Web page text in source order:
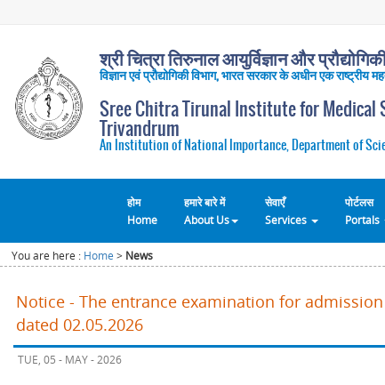
श्री चित्रा तिरुनाल आयुर्विज्ञान और
विज्ञान एवं प्रौद्योगिकी विभाग, भारत सरकार के अधीन एक राष्ट्रीय
Sree Chitra Tirunal Institute for Medical
Trivandrum
An Institution of National Importance, Department of
होम
Home
हमारे बारे में
About Us
सेवाएँ
Services
पोर्टलस
Portals
You are here : Home > News
Notice - The entrance examination for
dated 02.05.2026
TUE, 05 - MAY - 2026